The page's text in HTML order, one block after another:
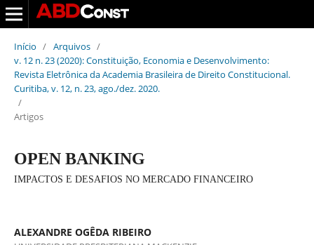
Início / Arquivos /
v. 12 n. 23 (2020): Constituição, Economia e Desenvolvimento:
Revista Eletrônica da Academia Brasileira de Direito Constitucional.
Curitiba, v. 12, n. 23, ago./dez. 2020.
/
Artigos
OPEN BANKING
IMPACTOS E DESAFIOS NO MERCADO FINANCEIRO
ALEXANDRE OGÊDA RIBEIRO